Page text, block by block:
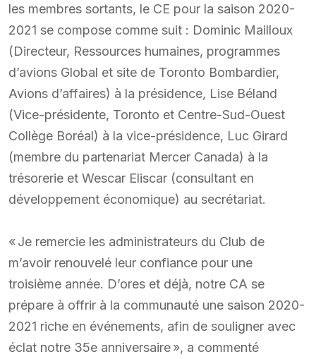
les membres sortants, le CE pour la saison 2020-
2021 se compose comme suit : Dominic Mailloux
(Directeur, Ressources humaines, programmes
d’avions Global et site de Toronto Bombardier,
Avions d’affaires) à la présidence, Lise Béland
(Vice-présidente, Toronto et Centre-Sud-Ouest
Collège Boréal) à la vice-présidence, Luc Girard
(membre du partenariat Mercer Canada) à la
trésorerie et Wescar Eliscar (consultant en
développement économique) au secrétariat.
« Je remercie les administrateurs du Club de
m’avoir renouvelé leur confiance pour une
troisième année. D’ores et déjà, notre CA se
prépare à offrir à la communauté une saison 2020-
2021 riche en événements, afin de souligner avec
éclat notre 35e anniversaire », a commenté